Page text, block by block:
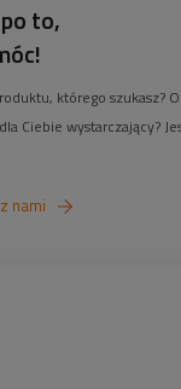
to,
którego szukasz?
Ciebie wystarczający?
nami